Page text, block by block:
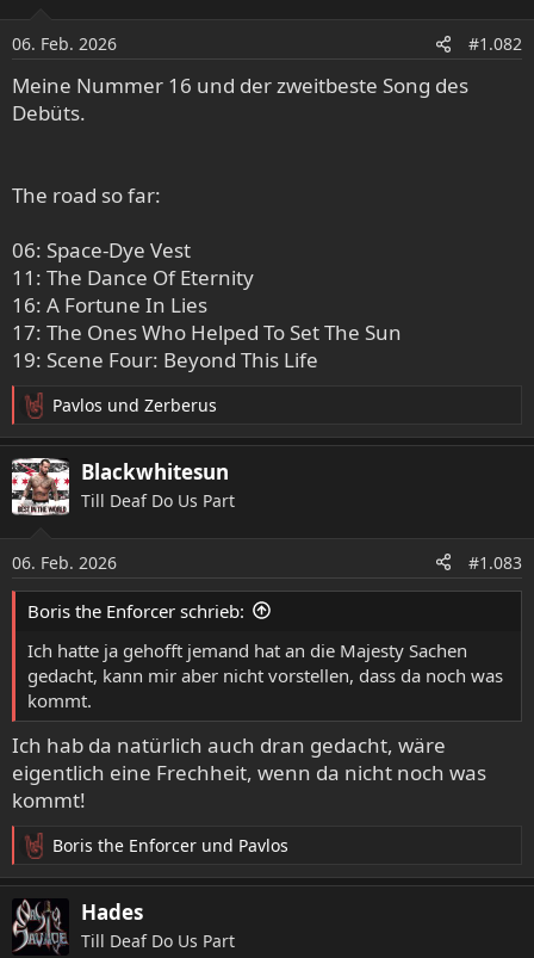
n
e
n
:
06. Feb. 2026 #1.082
Meine Nummer 16 und der zweitbeste Song des
Debüts.
The road so far:
06: Space-Dye Vest
11: The Dance Of Eternity
16: A Fortune In Lies
17: The Ones Who Helped To Set The Sun
19: Scene Four: Beyond This Life
R
e
a
k
t
n
e
n
Pavlos und Zerberus
Blackwhitesun
Till Deaf Do Us Part
06. Feb. 2026 #1.083
Boris the Enforcer schrieb:
Ich hatte ja gehofft jemand hat an die Majesty Sachen
gedacht, kann mir aber nicht vorstellen, dass da noch was
kommt.
Ich hab da natürlich auch dran gedacht, wäre
eigentlich eine Frechheit, wenn da nicht noch was
kommt!
R
e
a
k
t
Boris the Enforcer und Pavlos
Hades
Till Deaf Do Us Part